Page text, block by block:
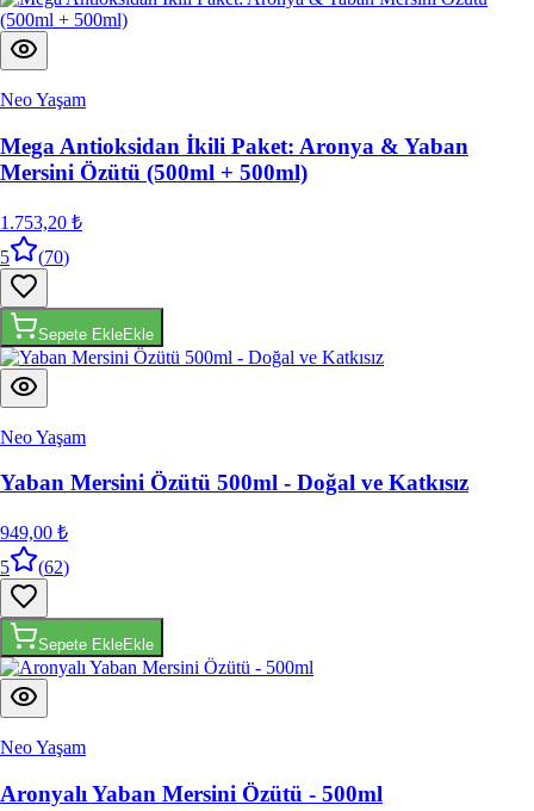
Neo Yaşam
Mega Antioksidan İkili Paket: Aronya & Yaban
Mersini Özütü (500ml + 500ml)
1.753,20 ₺
5
(70)
Sepete EkleEkle
Neo Yaşam
Yaban Mersini Özütü 500ml - Doğal ve Katkısız
949,00 ₺
5
(62)
Sepete EkleEkle
Neo Yaşam
Aronyalı Yaban Mersini Özütü - 500ml